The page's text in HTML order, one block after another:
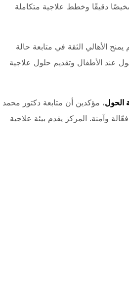
دقيقًا وخطط علاجية متكاملة
الأهالي الثقة في متابعة حالة
عند الأطفال وتقديم حلول علاجية
الحول، مؤكدين أن متابعة دكتور محمد
وآمنة. المركز يقدم بيئة علاجية